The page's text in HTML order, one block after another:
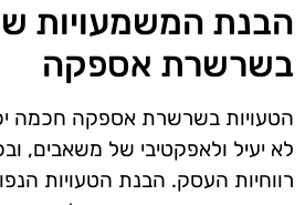
הבנת המשמעויות
בשרשרת אספקה
הטעויות בשרשרת אספקה חכמה
לא יעיל ולאפקטיבי של משאבים,
רווחיות העסק. הבנת הטעויות